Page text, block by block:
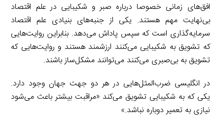
افق‌های زمانی خصوصا درباره صبر و شکیبایی در علم اقتصاد
بی‌نهایت مهم هستند. یکی از جنبه‌های بنیادی علم اقتصاد
سرمایه‌گذاری است که سپس پاداش می‌دهد. بنابراین روایت‌هایی
که تشویق به شکیبایی می‌کنند ارزشمند هستند و روایت‌هایی که
تشویق به بی‌صبری می‌کنند می‌توانند مشکل‌ساز باشند.
در انگلیسی ضرب‌المثل‌هایی در هر دو جهت جهان وجود دارد.
یکی که به شکیبایی تشویق می‌کند «مراقبت بیشتر باعث می‌شود
نیازی به تعمیر دوباره نباشد.»